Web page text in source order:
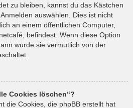
zu bleiben, kannst du das Kästchen
Anmelden auswählen. Dies ist nicht
an einem öffentlichen Computer,
befindest. Wenn diese Option
wurde sie vermutlich von der
Cookies löschen“?
die Cookies, die phpBB erstellt hat